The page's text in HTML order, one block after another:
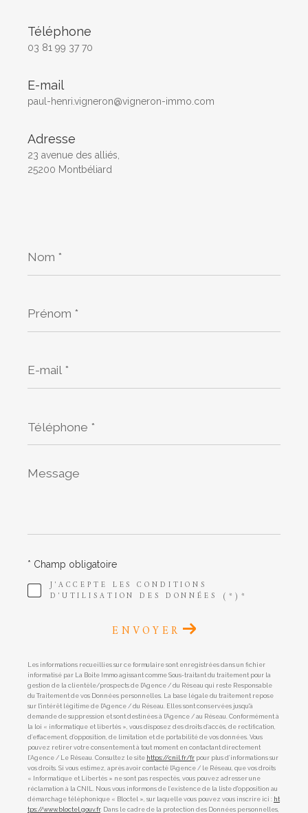
Téléphone
03 81 99 37 70
E-mail
paul-henri.vigneron@vigneron-immo.com
Adresse
23 avenue des alliés,
25200 Montbéliard
*
*
mail
*
Message
J'ACCEPTE LES CONDITIONS
D'UTILISATION DES DONNÉES (*)*
* Champ obligatoire
ENVOYER
Les informations recueillies sur ce formulaire sont enregistrées dans un fichier
informatisé par La Boite Immo agissant comme Sous-traitant du traitement pour la
gestion de la clientèle/prospects de l'Agence / du Réseau qui reste Responsable
du Traitement de vos Données personnelles. La base légale du traitement repose
sur l'intérêt légitime de l'Agence / du Réseau. Elles sont conservées jusqu'à
demande de suppression et sont destinées à l'Agence / au Réseau. Conformément à
la loi « informatique et libertés », vous disposez des droits d’accès, de rectification,
d’effacement, d’opposition, de limitation et de portabilité de vos données. Vous
pouvez retirer votre consentement à tout moment en contactant directement
l’Agence / Le Réseau. Consultez le site https://cnil.fr/fr pour plus d’informations sur
vos droits. Si vous estimez, après avoir contacté l'Agence / le Réseau, que vos droits
« Informatique et Libertés » ne sont pas respectés, vous pouvez adresser une
réclamation à la CNIL. Nous vous informons de l’existence de la liste d'opposition au
démarchage téléphonique « Bloctel », sur laquelle vous pouvez vous inscrire ici : ht
tps://www.bloctel.gouv.fr. Dans le cadre de la protection des Données personnelles,